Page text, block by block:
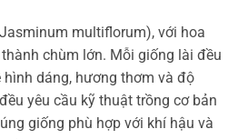
multiflorum), với hoa
chùm lớn. Mỗi giống lài đều
dáng, hương thơm và độ
yêu cầu kỹ thuật trồng cơ bản
giống phù hợp với khí hậu và